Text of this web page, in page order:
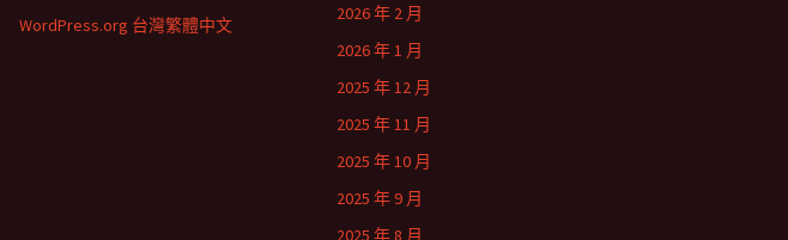
2026 年 2 月
2026 年 1 月
2025 年 12 月
2025 年 11 月
2025 年 10 月
2025 年 9 月
2025 年 8 月
WordPress.org 台灣繁體中文